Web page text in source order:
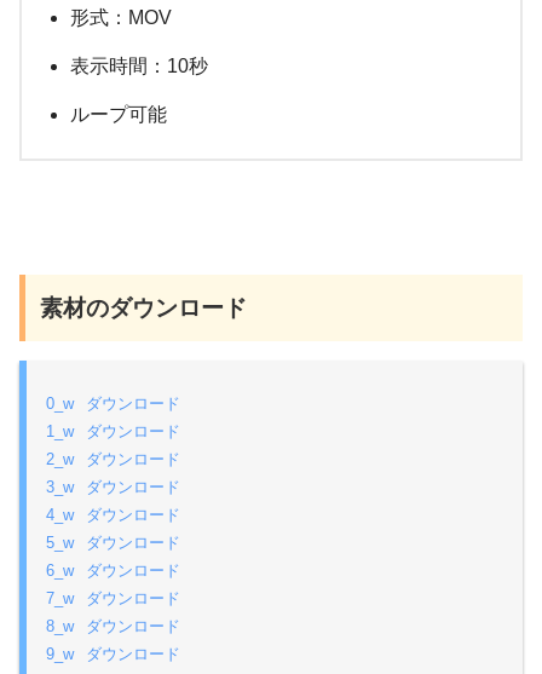
形式：MOV
表示時間：10秒
ループ可能
素材のダウンロード
0_w
ダウンロード
1_w
ダウンロード
2_w
ダウンロード
3_w
ダウンロード
4_w
ダウンロード
5_w
ダウンロード
6_w
ダウンロード
7_w
ダウンロード
8_w
ダウンロード
9_w
ダウンロード